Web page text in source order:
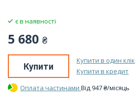
є в наявності
5 680 ₴
Купити
Купити в один клік
Купити в кредит
Оплата частинами Вiд947₴/місяць